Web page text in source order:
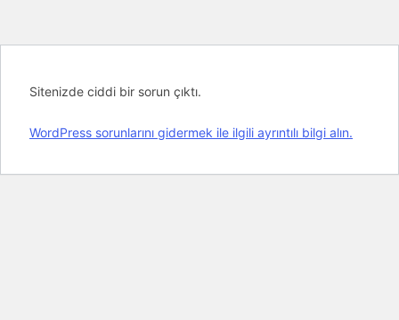
Sitenizde ciddi bir sorun çıktı.
WordPress sorunlarını gidermek ile ilgili ayrıntılı bilgi alın.